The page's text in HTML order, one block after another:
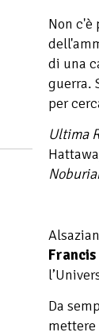
Non c'è
di una
guerra.
per
Ultima
Da
mettere